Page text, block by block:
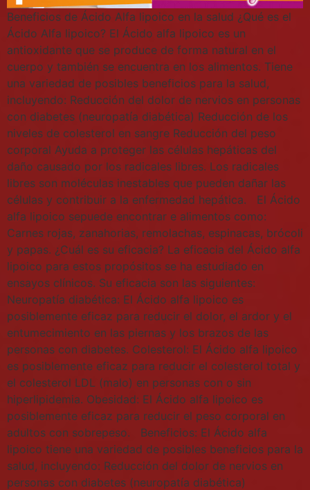
Beneficios de Ácido Alfa lipoico en la salud ¿Qué es el
Ácido Alfa lipoico? El Ácido alfa lipoico es un
antioxidante que se produce de forma natural en el
cuerpo y también se encuentra en los alimentos. Tiene
una variedad de posibles beneficios para la salud,
incluyendo: Reducción del dolor de nervios en personas
con diabetes (neuropatía diabética) Reducción de los
niveles de colesterol en sangre Reducción del peso
corporal Ayuda a proteger las células hepáticas del
daño causado por los radicales libres. Los radicales
libres son moléculas inestables que pueden dañar las
células y contribuir a la enfermedad hepática. El Ácido
alfa lipoico sepuede encontrar e alimentos como:
Carnes rojas, zanahorias, remolachas, espinacas, brócoli
y papas. ¿Cuál es su eficacia? La eficacia del Ácido alfa
lipoico para estos propósitos se ha estudiado en
ensayos clínicos. Su eficacia son las siguientes:
Neuropatía diabética: El Ácido alfa lipoico es
posiblemente eficaz para reducir el dolor, el ardor y el
entumecimiento en las piernas y los brazos de las
personas con diabetes. Colesterol: El Ácido alfa lipoico
es posiblemente eficaz para reducir el colesterol total y
el colesterol LDL (malo) en personas con o sin
hiperlipidemia. Obesidad: El Ácido alfa lipoico es
posiblemente eficaz para reducir el peso corporal en
adultos con sobrepeso. Beneficios: El Ácido alfa
lipoico tiene una variedad de posibles beneficios para la
salud, incluyendo: Reducción del dolor de nervios en
personas con diabetes (neuropatía diabética)